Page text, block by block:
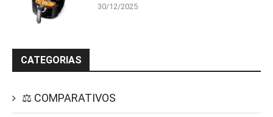
30/12/2025
CATEGORIAS
⚖️ COMPARATIVOS